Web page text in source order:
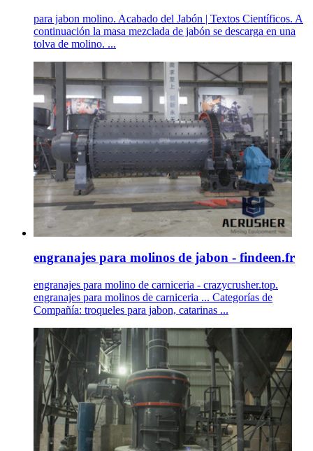
para jabon molino. Acabado del Jabón | Textos Científicos. A
continuación la masa mezclada de jabón se descarga en una
tolva de molino. ...
engranajes para molinos de jabon - findeen.fr
engranajes para molino de carniceria - crazycrusher.top.
engranajes para molinos de carniceria ... Categorías de
Compañía: troqueles para jabon, catarinas ...